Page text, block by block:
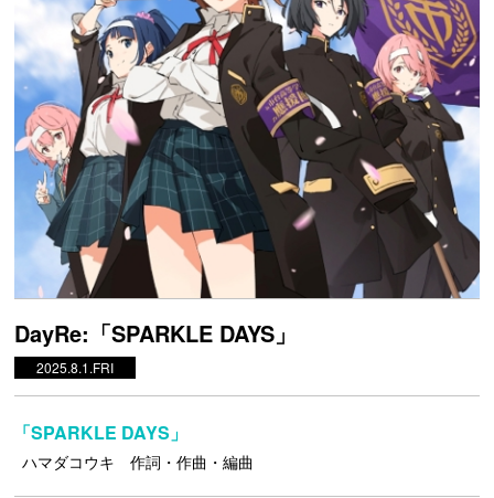
DayRe:「SPARKLE DAYS」
2025.8.1.FRI
「SPARKLE DAYS」
ハマダコウキ 作詞・作曲・編曲